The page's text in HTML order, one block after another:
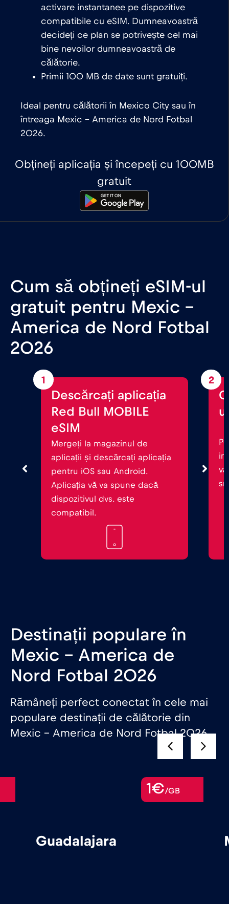
activare instantanee pe dispozitive
compatibile cu eSIM. Dumneavoastră
decideți ce plan se potrivește cel mai
bine nevoilor dumneavoastră de
călătorie.
Primii 100 MB de date sunt gratuiți.
Ideal pentru călătorii în Mexico City sau în
întreaga Mexic – America de Nord Fotbal
2026.
Obțineți aplicația și începeți cu 100MB
gratuit
Cum să obțineți eSIM-ul
gratuit pentru Mexic -
America de Nord Fotbal
2026
1
Descărcați aplicația
Red Bull MOBILE
eSIM
Mergeți la magazinul de
aplicații și descărcați aplicația
pentru iOS sau Android.
Aplicația vă va spune dacă
dispozitivul dvs. este
compatibil.
2
ul
Destinații populare în
Mexic - America de
Nord Fotbal 2026
Rămâneți perfect conectat în cele mai
populare destinații de călătorie din
Mexic – America de Nord Fotbal 2026
1€/GB
Guadalajara